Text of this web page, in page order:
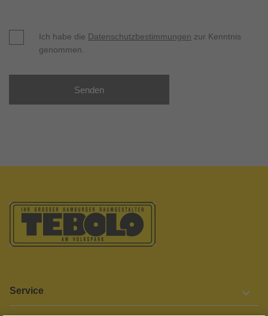
Ich habe die Datenschutzbestimmungen zur Kenntnis
genommen.
Senden
Service